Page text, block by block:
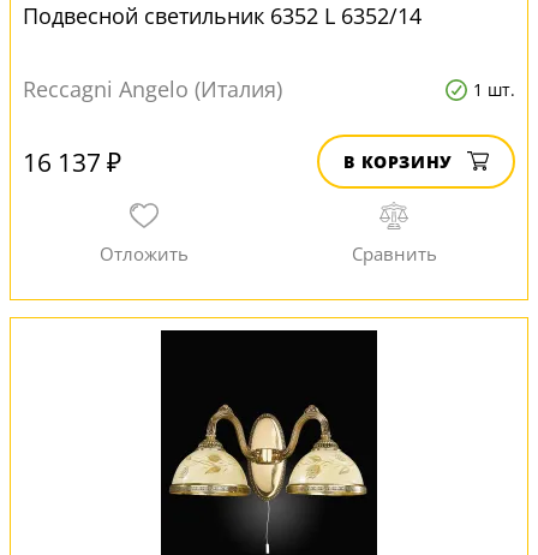
Подвесной светильник 6352 L 6352/14
Reccagni Angelo (Италия) 1 шт.
16 137 ₽ В КОРЗИНУ